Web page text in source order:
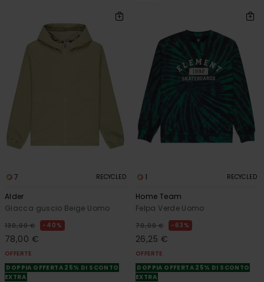
7 RECYCLED
Alder
Giacca guscio Beige Uomo
130,00 € 40%
78,00 €
OFFERTE
DOPPIA OFFERTA 25% DI SCONTO
EXTRA
1 RECYCLED
Home Team
Felpa Verde Uomo
70,00 € 63%
26,25 €
OFFERTE
DOPPIA OFFERTA 25% DI SCONTO
EXTRA